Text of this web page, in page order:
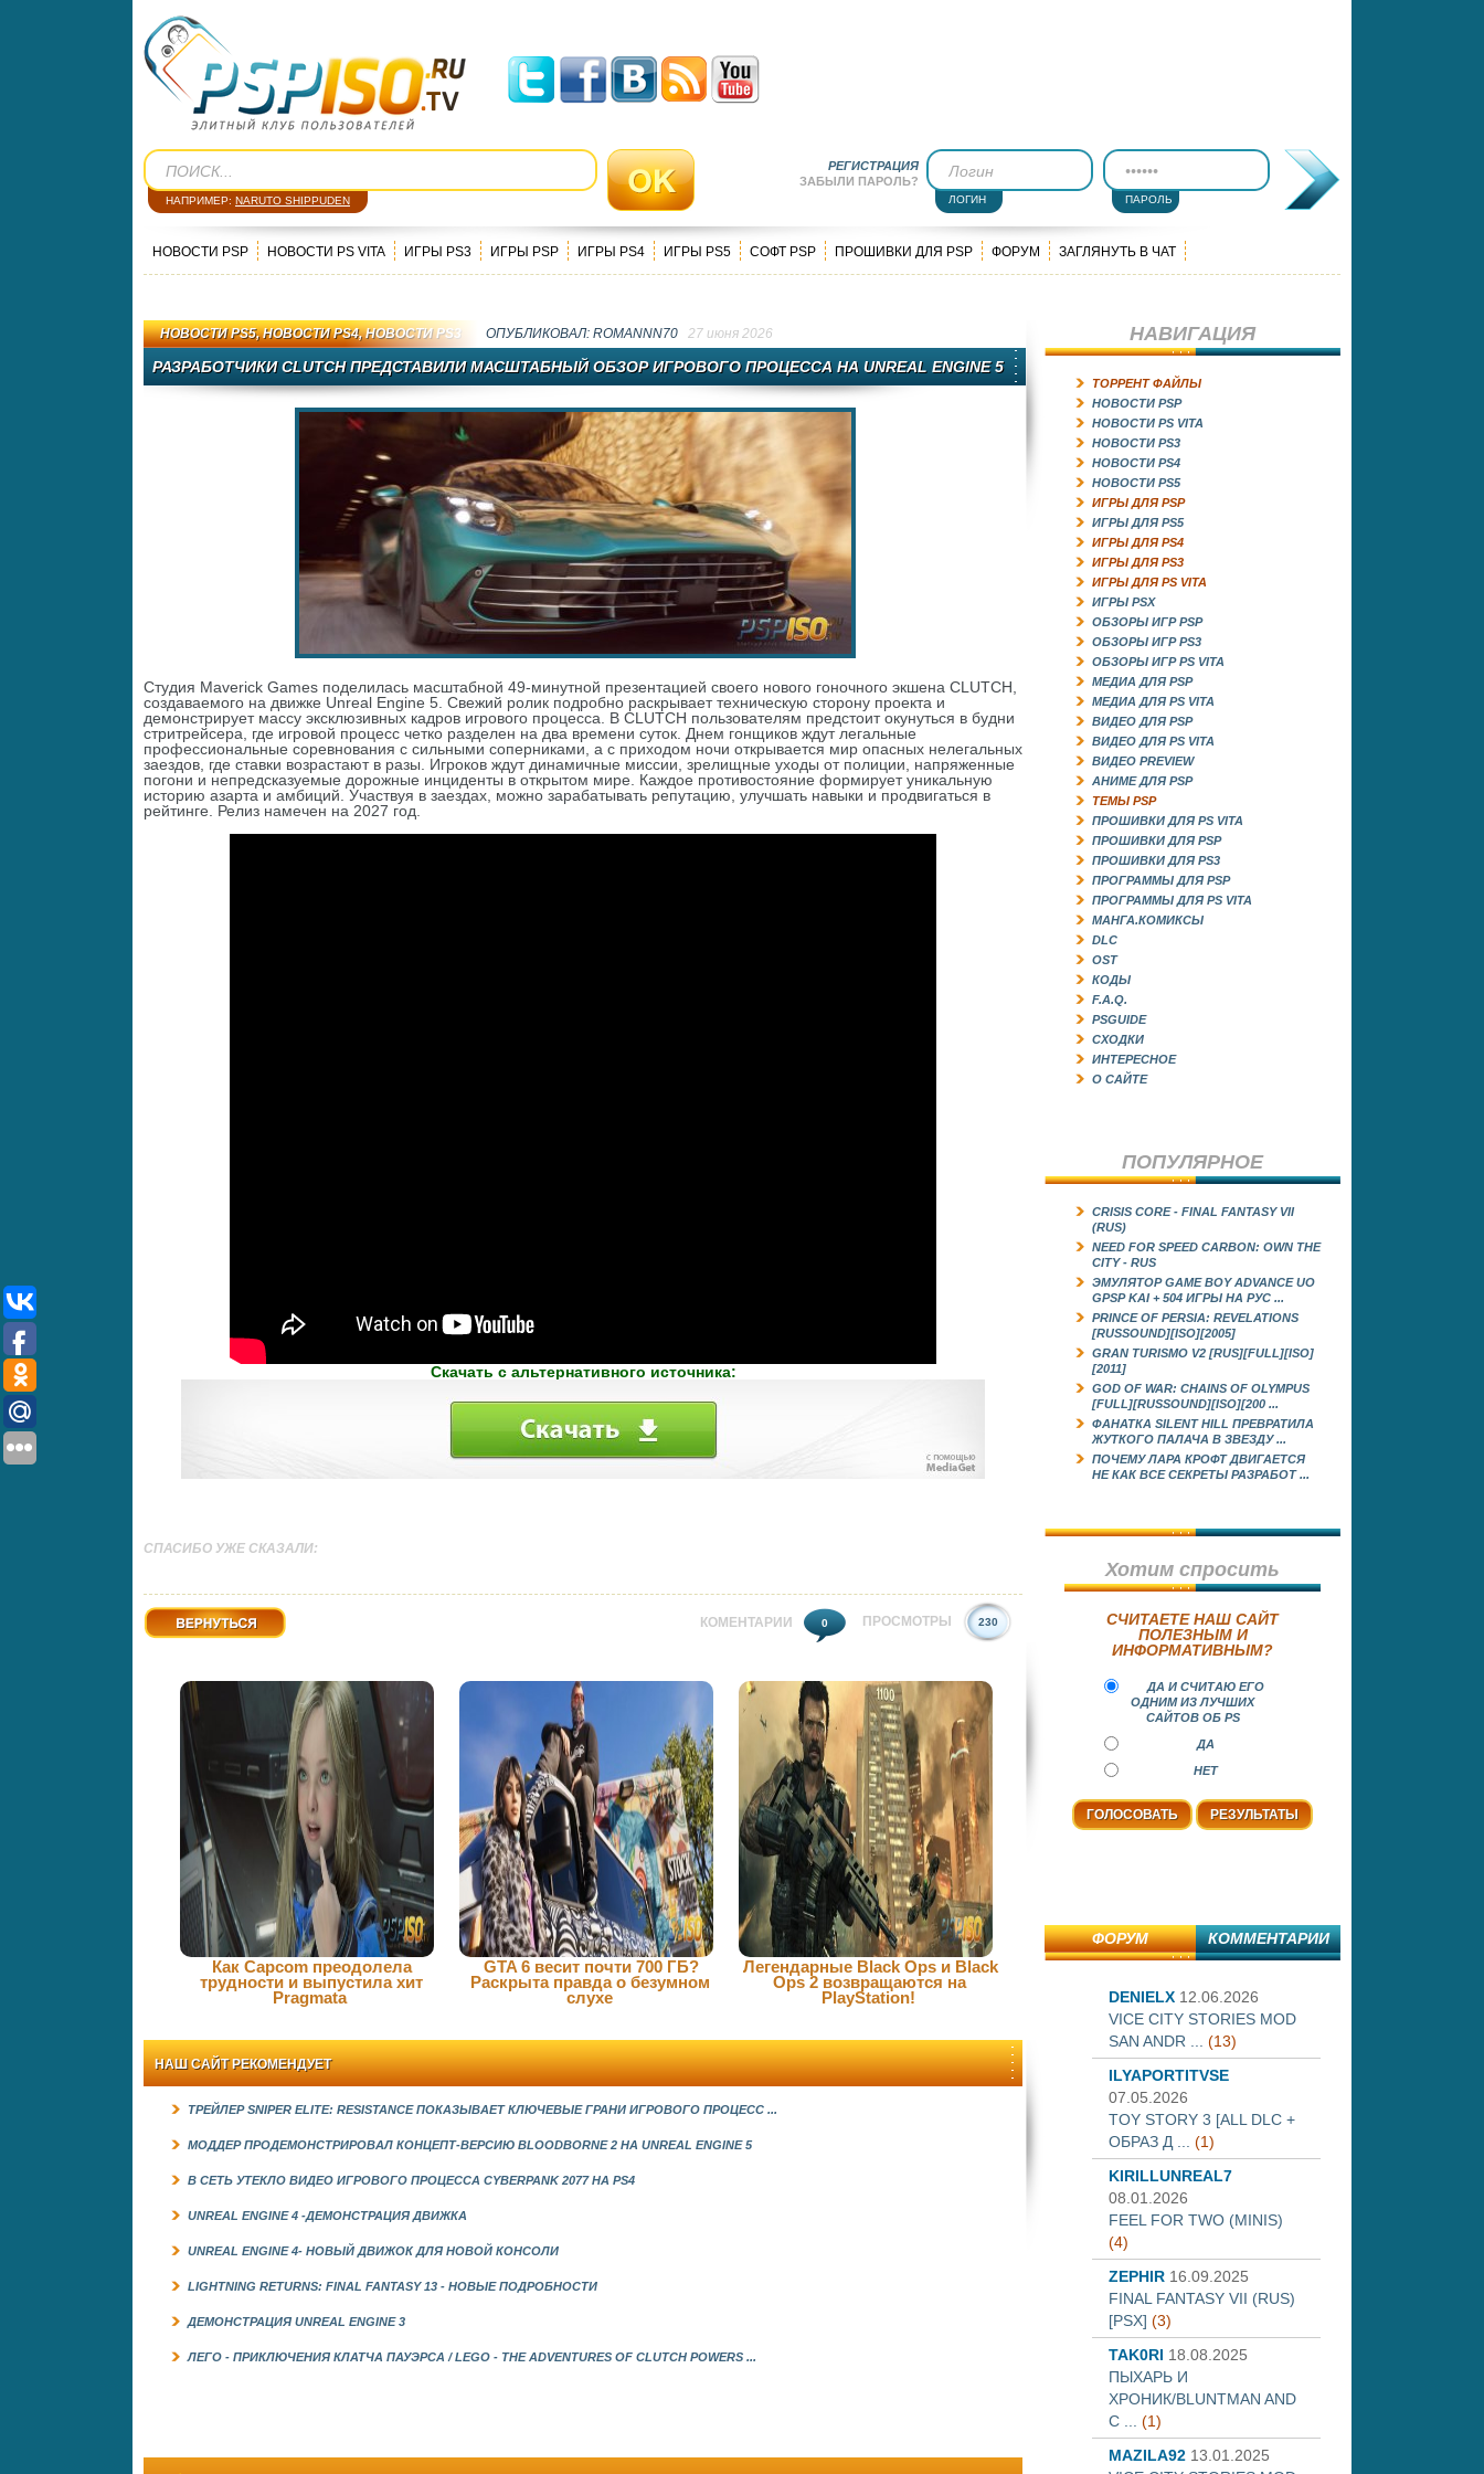
НАПРИМЕР: NARUTO SHIPPUDEN
РЕГИСТРАЦИЯ
ЗАБЫЛИ ПАРОЛЬ?
ЛОГИН ПАРОЛЬ
НОВОСТИ PSP НОВОСТИ PS VITA ИГРЫ PS3 ИГРЫ PSP ИГРЫ PS4 ИГРЫ PS5 СОФТ PSP ПРОШИВКИ ДЛЯ PSP ФОРУМ ЗАГЛЯНУТЬ В ЧАТ
НОВОСТИ PS5,НОВОСТИ PS4,НОВОСТИ PS3 ОПУБЛИКОВАЛ: ROMANNN70 27 июня 2026
РАЗРАБОТЧИКИ CLUTCH ПРЕДСТАВИЛИ МАСШТАБНЫЙ ОБЗОР ИГРОВОГО ПРОЦЕССА НА UNREAL ENGINE 5
Студия Maverick Games поделилась масштабной 49-минутной презентацией своего нового гоночного экшена CLUTCH,
создаваемого на движке Unreal Engine 5. Свежий ролик подробно раскрывает техническую сторону проекта и
демонстрирует массу эксклюзивных кадров игрового процесса. В CLUTCH пользователям предстоит окунуться в будни
стритрейсера, где игровой процесс четко разделен на два времени суток. Днем гонщиков ждут легальные
профессиональные соревнования с сильными соперниками, а с приходом ночи открывается мир опасных нелегальных
заездов, где ставки возрастают в разы. Игроков ждут динамичные миссии, зрелищные уходы от полиции, напряженные
погони и непредсказуемые дорожные инциденты в открытом мире. Каждое противостояние формирует уникальную
историю азарта и амбиций. Участвуя в заездах, можно зарабатывать репутацию, улучшать навыки и продвигаться в
рейтинге. Релиз намечен на 2027 год.
Скачать с альтернативного источника:
СПАСИБО УЖЕ СКАЗАЛИ:
ПРОСМОТРЫ 230
КОМЕНТАРИИ 0
Как Capcom преодолела
трудности и выпустила хит
Pragmata
GTA 6 весит почти 700 ГБ?
Раскрыта правда о безумном
слухе
Легендарные Black Ops и Black
Ops 2 возвращаются на
PlayStation!
НАШ САЙТ РЕКОМЕНДУЕТ
ТРЕЙЛЕР SNIPER ELITE: RESISTANCE ПОКАЗЫВАЕТ КЛЮЧЕВЫЕ ГРАНИ ИГРОВОГО ПРОЦЕСС ...
МОДДЕР ПРОДЕМОНСТРИРОВАЛ КОНЦЕПТ-ВЕРСИЮ BLOODBORNE 2 НА UNREAL ENGINE 5
В СЕТЬ УТЕКЛО ВИДЕО ИГРОВОГО ПРОЦЕССА CYBERPANK 2077 НА PS4
UNREAL ENGINE 4 -ДЕМОНСТРАЦИЯ ДВИЖКА
UNREAL ENGINE 4- НОВЫЙ ДВИЖОК ДЛЯ НОВОЙ КОНСОЛИ
LIGHTNING RETURNS: FINAL FANTASY 13 - НОВЫЕ ПОДРОБНОСТИ
ДЕМОНСТРАЦИЯ UNREAL ENGINE 3
ЛЕГО - ПРИКЛЮЧЕНИЯ КЛАТЧА ПАУЭРСА / LEGO - THE ADVENTURES OF CLUTCH POWERS ...
НАВИГАЦИЯ
ТОРРЕНТ ФАЙЛЫ
НОВОСТИ PSP
НОВОСТИ PS VITA
НОВОСТИ PS3
НОВОСТИ PS4
НОВОСТИ PS5
ИГРЫ ДЛЯ PSP
ИГРЫ ДЛЯ PS5
ИГРЫ ДЛЯ PS4
ИГРЫ ДЛЯ PS3
ИГРЫ ДЛЯ PS VITA
ИГРЫ PSX
ОБЗОРЫ ИГР PSP
ОБЗОРЫ ИГР PS3
ОБЗОРЫ ИГР PS VITA
МЕДИА ДЛЯ PSP
МЕДИА ДЛЯ PS VITA
ВИДЕО ДЛЯ PSP
ВИДЕО ДЛЯ PS VITA
ВИДЕО PREVIEW
АНИМЕ ДЛЯ PSP
ТЕМЫ PSP
ПРОШИВКИ ДЛЯ PS VITA
ПРОШИВКИ ДЛЯ PSP
ПРОШИВКИ ДЛЯ PS3
ПРОГРАММЫ ДЛЯ PSP
ПРОГРАММЫ ДЛЯ PS VITA
МАНГА.КОМИКСЫ
DLC
OST
КОДЫ
F.A.Q.
PSGUIDE
СХОДКИ
ИНТЕРЕСНОЕ
О САЙТЕ
ПОПУЛЯРНОЕ
CRISIS CORE - FINAL FANTASY VII
(RUS)
NEED FOR SPEED CARBON: OWN THE
CITY - RUS
ЭМУЛЯТОР GAME BOY ADVANCE UO
GРSP KAI + 504 ИГРЫ НА РУС ...
PRINCE OF PERSIA: REVELATIONS
[RUSSOUND][ISO][2005]
GRAN TURISMO V2 [RUS][FULL][ISO]
[2011]
GOD OF WAR: CHAINS OF OLYMPUS
[FULL][RUSSOUND][ISO][200 ...
ФАНАТКА SILENT HILL ПРЕВРАТИЛА
ЖУТКОГО ПАЛАЧА В ЗВЕЗДУ ...
ПОЧЕМУ ЛАРА КРОФТ ДВИГАЕТСЯ
НЕ КАК ВСЕ СЕКРЕТЫ РАЗРАБОТ ...
Хотим спросить
СЧИТАЕТЕ НАШ САЙТ
ПОЛЕЗНЫМ И
ИНФОРМАТИВНЫМ?
ДА И СЧИТАЮ ЕГО
ОДНИМ ИЗ ЛУЧШИХ
САЙТОВ ОБ PS
ДА
НЕТ
ФОРУМ КОММЕНТАРИИ
DENIELX 12.06.2026
VICE CITY STORIES MOD
SAN ANDR ... (13)
ILYAPORTITVSE
07.05.2026
TOY STORY 3 [ALL DLC +
ОБРАЗ Д ... (1)
KIRILLUNREAL7
08.01.2026
FEEL FOR TWO (MINIS)
(4)
ZEPHIR 16.09.2025
FINAL FANTASY VII (RUS)
[PSX] (3)
TAK0RI 18.08.2025
ПЫХАРЬ И
ХРОНИК/BLUNTMAN AND
C ... (1)
MAZILA92 13.01.2025